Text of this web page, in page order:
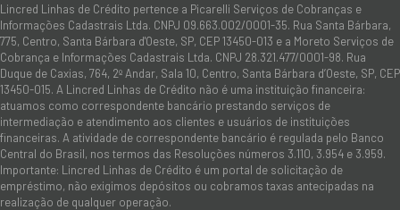
Lincred Linhas de Crédito pertence a Picarelli Serviços de Cobranças e
Informações Cadastrais Ltda. CNPJ 09.663.002/0001-35. Rua Santa Bárbara,
775, Centro, Santa Bárbara d'Oeste, SP, CEP 13450-013 e a Moreto Serviços de
Cobrança e Informações Cadastrais Ltda. CNPJ 28.321.477/0001-98. Rua
Duque de Caxias, 764, 2º Andar, Sala 10, Centro, Santa Bárbara d’Oeste, SP, CEP
13450-015. A Lincred Linhas de Crédito não é uma instituição financeira:
atuamos como correspondente bancário prestando serviços de
intermediação e atendimento aos clientes e usuários de instituições
financeiras. A atividade de correspondente bancário é regulada pelo Banco
Central do Brasil, nos termos das Resoluções números 3.110, 3.954 e 3.959.
Importante: Lincred Linhas de Crédito é um portal de solicitação de
empréstimo, não exigimos depósitos ou cobramos taxas antecipadas na
realização de qualquer operação.